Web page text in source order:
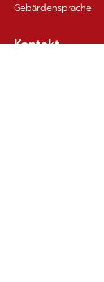
Gebärdensprache
Kontakt